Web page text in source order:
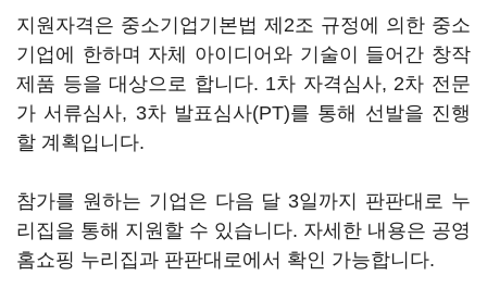
지원자격은 중소기업기본법 제2조 규정에 의한 중소
기업에 한하며 자체 아이디어와 기술이 들어간 창작
제품 등을 대상으로 합니다. 1차 자격심사, 2차 전문
가 서류심사, 3차 발표심사(PT)를 통해 선발을 진행
할 계획입니다.
참가를 원하는 기업은 다음 달 3일까지 판판대로 누
리집을 통해 지원할 수 있습니다. 자세한 내용은 공영
홈쇼핑 누리집과 판판대로에서 확인 가능합니다.